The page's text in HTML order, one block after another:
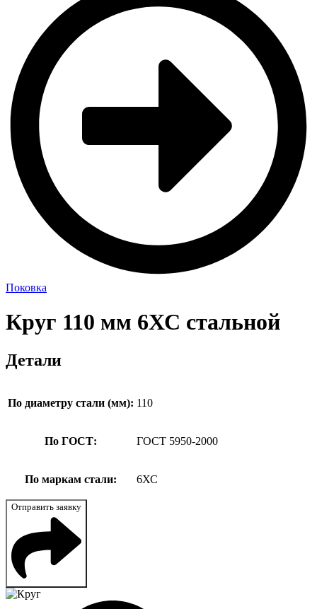
Поковка
Круг 110 мм 6ХС стальной
Детали
По диаметру стали (мм): 110
По ГОСТ: ГОСТ 5950-2000
По маркам стали: 6ХС
Отправить заявку